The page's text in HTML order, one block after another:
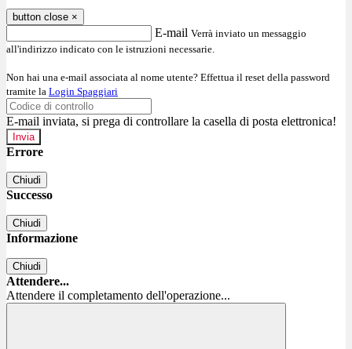
button close ×
E-mail Verrà inviato un messaggio
all'indirizzo indicato con le istruzioni necessarie.
Non hai una e-mail associata al nome utente? Effettua il reset della password
tramite la Login Spaggiari
E-mail inviata, si prega di controllare la casella di posta elettronica!
Errore
Chiudi
Successo
Chiudi
Informazione
Chiudi
Attendere...
Attendere il completamento dell'operazione...